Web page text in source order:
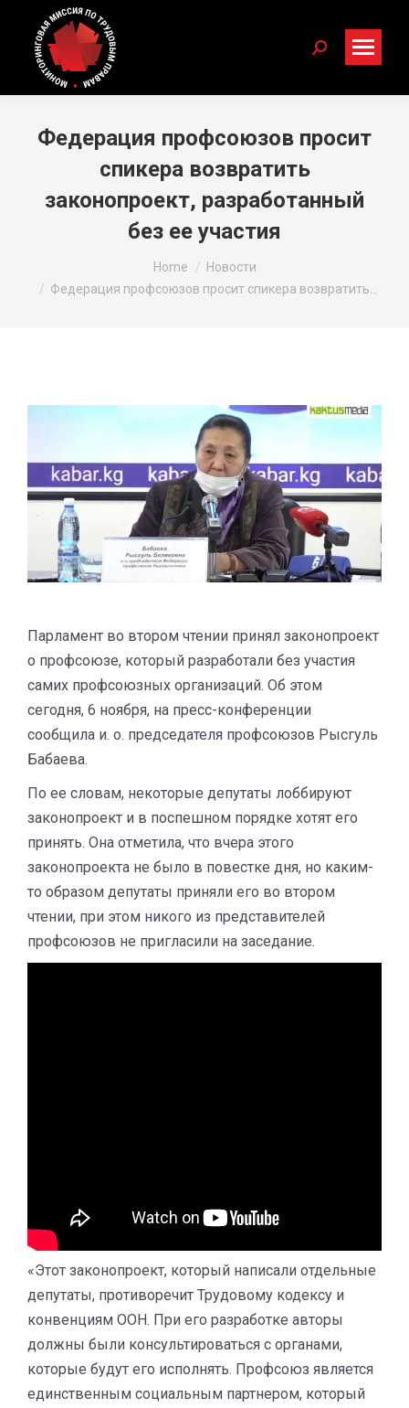
Search:
Федерация профсоюзов просит
спикера возвратить
законопроект, разработанный
без ее участия
Home
Новости
Федерация профсоюзов просит спикера возвратить…
Парламент во втором чтении принял законопроект
о профсоюзе, который разработали без участия
самих профсоюзных организаций. Об этом
сегодня, 6 ноября, на пресс-конференции
сообщила и. о. председателя профсоюзов Рысгуль
Бабаева.
По ее словам, некоторые депутаты лоббируют
законопроект и в поспешном порядке хотят его
принять. Она отметила, что вчера этого
законопроекта не было в повестке дня, но каким-
то образом депутаты приняли его во втором
чтении, при этом никого из представителей
профсоюзов не пригласили на заседание.
«Этот законопроект, который написали отдельные
депутаты, противоречит Трудовому кодексу и
конвенциям ООН. При его разработке авторы
должны были консультироваться с органами,
которые будут его исполнять. Профсоюз является
единственным социальным партнером, который